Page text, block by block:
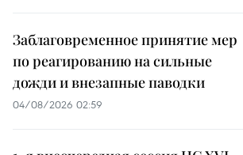
Заблаговременное принятие мер
по реагированию на сильные
дожди и внезапные паводки
04/08/2026 02:59